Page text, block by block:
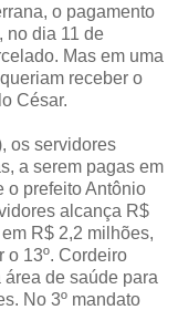
o pagamento
no dia 11 de
Mas em uma
receber o
César.
os servidores
a serem pagas em
o prefeito Antônio
alcança R$
R$ 2,2 milhões,
o 13º. Cordeiro
de saúde para
No 3º mandato